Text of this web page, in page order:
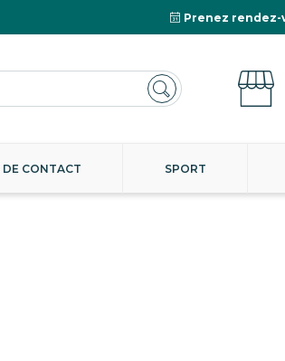
Prenez rendez-
DE CONTACT SPORT